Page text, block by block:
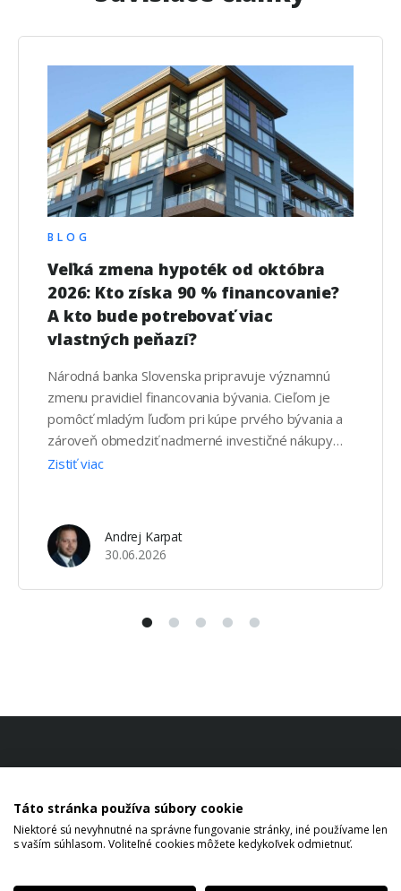
BLOG
Veľká zmena hypoték od októbra
2026: Kto získa 90 % financovanie?
A kto bude potrebovať viac
vlastných peňazí?
Národná banka Slovenska pripravuje významnú
zmenu pravidiel financovania bývania. Cieľom je
pomôcť mladým ľuďom pri kúpe prvého bývania a
zároveň obmedziť nadmerné investičné nákupy
nehnuteľností. Podľa aktuálneho návrhu by nové
maximálneho percenta financovania nehnuteľnosti
prostredníctvom hypotéky, teda ukazovateľa LTV
(Loan to Value). …
Zistiť viac
Andrej Karpat
30.06.2026
Táto stránka používa súbory cookie
Niektoré sú nevyhnutné na správne fungovanie stránky, iné používame len
s vaším súhlasom. Voliteľné cookies môžete kedykoľvek odmietnuť.